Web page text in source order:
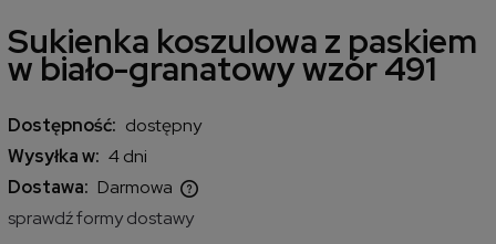
Sukienka koszulowa z paskiem
w biało-granatowy wzór 491
Dostępność: dostępny
Wysyłka w: 4 dni
Dostawa: Darmowa
Cena nie zawiera ewentualnych kosztów płatności
sprawdź formy dostawy